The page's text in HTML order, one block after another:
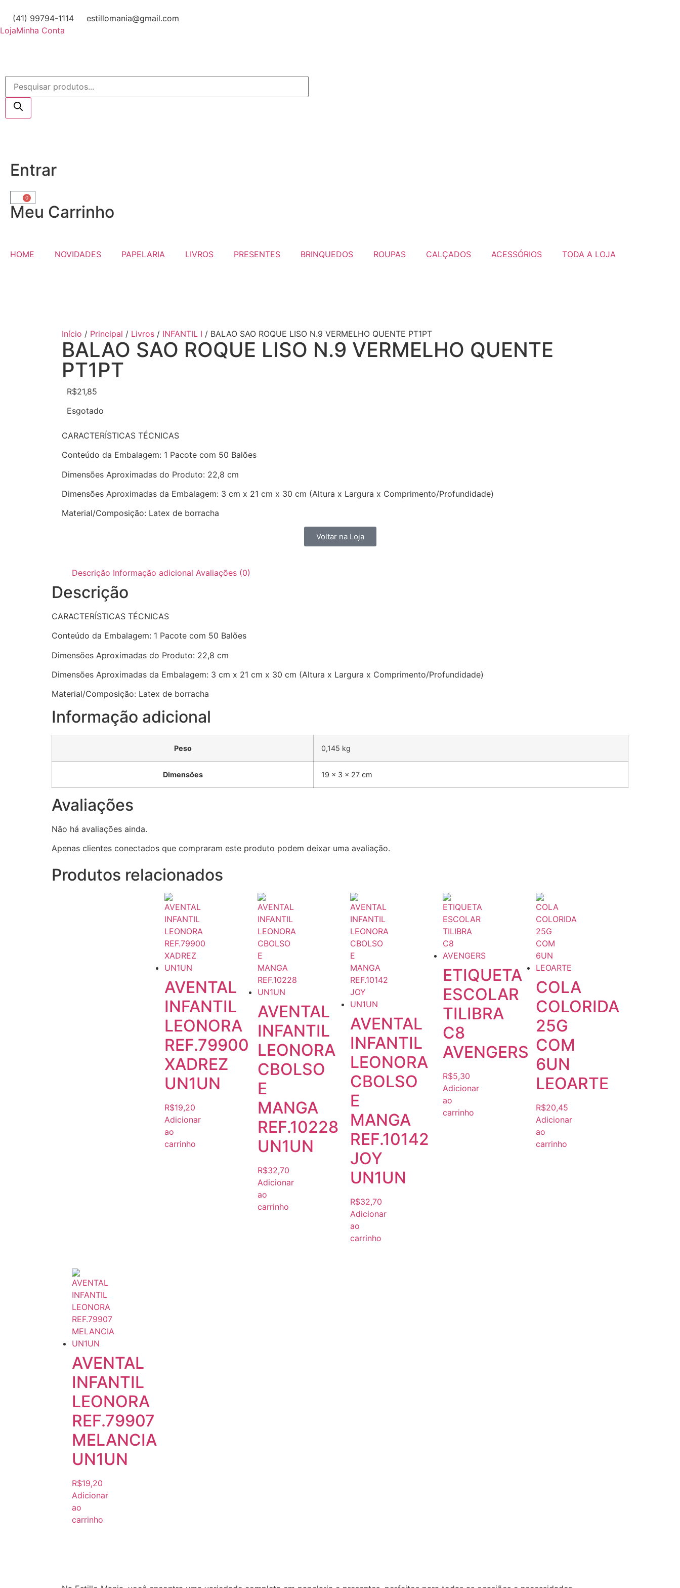
(41) 99794-1114
estillomania@gmail.com
LojaMinha Conta
Entrar
0
Meu Carrinho
HOME NOVIDADES PAPELARIA LIVROS PRESENTES BRINQUEDOS ROUPAS CALÇADOS ACESSÓRIOS TODA A LOJA
Início / Principal / Livros / INFANTIL I / BALAO SAO ROQUE LISO N.9 VERMELHO QUENTE PT1PT
BALAO SAO ROQUE LISO N.9 VERMELHO QUENTE
PT1PT
R$21,85
Esgotado
CARACTERÍSTICAS TÉCNICAS
Conteúdo da Embalagem: 1 Pacote com 50 Balões
Dimensões Aproximadas do Produto: 22,8 cm
Dimensões Aproximadas da Embalagem: 3 cm x 21 cm x 30 cm (Altura x Largura x Comprimento/Profundidade)
Material/Composição: Latex de borracha
Voltar na Loja
Descrição Informação adicional Avaliações (0)
Descrição
CARACTERÍSTICAS TÉCNICAS
Conteúdo da Embalagem: 1 Pacote com 50 Balões
Dimensões Aproximadas do Produto: 22,8 cm
Dimensões Aproximadas da Embalagem: 3 cm x 21 cm x 30 cm (Altura x Largura x Comprimento/Profundidade)
Material/Composição: Latex de borracha
Informação adicional
Peso 0,145 kg
Dimensões 19 × 3 × 27 cm
Avaliações
Não há avaliações ainda.
Apenas clientes conectados que compraram este produto podem deixar uma avaliação.
Produtos relacionados
AVENTAL
INFANTIL
LEONORA
REF.79900
XADREZ
UN1UN
R$19,20
Adicionar
ao
carrinho
AVENTAL
INFANTIL
LEONORA
CBOLSO
E
MANGA
REF.10228
UN1UN
R$32,70
Adicionar
ao
carrinho
AVENTAL
INFANTIL
LEONORA
CBOLSO
E
MANGA
REF.10142
JOY
UN1UN
R$32,70
Adicionar
ao
carrinho
ETIQUETA
ESCOLAR
TILIBRA
C8
AVENGERS
R$5,30
Adicionar
ao
carrinho
COLA
COLORIDA
25G
COM
6UN
LEOARTE
R$20,45
Adicionar
ao
carrinho
AVENTAL
INFANTIL
LEONORA
REF.79907
MELANCIA
UN1UN
R$19,20
Adicionar
ao
carrinho